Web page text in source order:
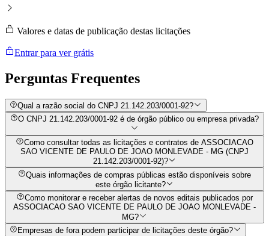
Valores e datas de publicação destas licitações
Entrar para ver grátis
Perguntas Frequentes
Qual a razão social do CNPJ 21.142.203/0001-92?
O CNPJ 21.142.203/0001-92 é de órgão público ou empresa privada?
Como consultar todas as licitações e contratos de ASSOCIACAO
SAO VICENTE DE PAULO DE JOAO MONLEVADE - MG (CNPJ
21.142.203/0001-92)?
Quais informações de compras públicas estão disponíveis sobre
este órgão licitante?
Como monitorar e receber alertas de novos editais publicados por
ASSOCIACAO SAO VICENTE DE PAULO DE JOAO MONLEVADE -
MG?
Empresas de fora podem participar de licitações deste órgão?